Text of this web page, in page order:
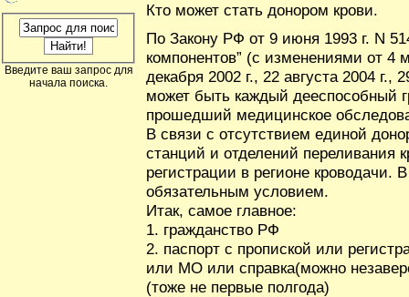
Введите ваш запрос для
начала поиска.
Кто может стать донором крови.
По Закону РФ от 9 июня 1993 г. N
компонентов” (с изменениями от 4
декабря 2002 г., 22 августа 2004 г.,
может быть каждый дееспособный
прошедший медицинское
В связи с отсутствием единой
станций и отделений переливания
регистрации в регионе кроводачи.
обязательным условием.
Итак, самое главное:
1. гражданство РФ
2. паспорт с пропиской или
или МО или справка(можно
(тоже не первые полгода)